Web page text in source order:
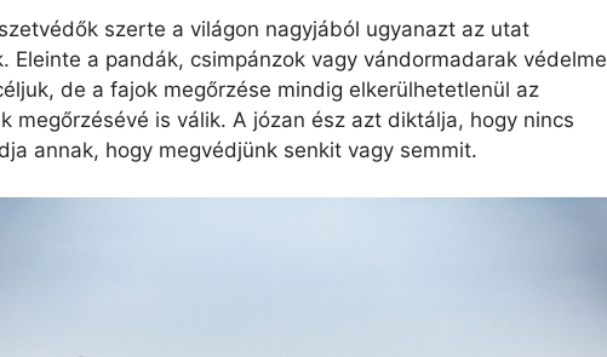
szerte a világon nagyjából ugyanazt az utat
Eleinte a pandák, csimpánzok vagy vándormadarak védelme
de a fajok megőrzése mindig elkerülhetetlenül az
megőrzésévé is válik. A józan ész azt diktálja, hogy nincs
annak, hogy megvédjünk senkit vagy semmit.